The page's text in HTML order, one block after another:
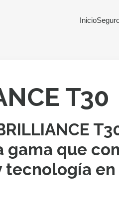
Inicio
T30
gama que
tecnología en